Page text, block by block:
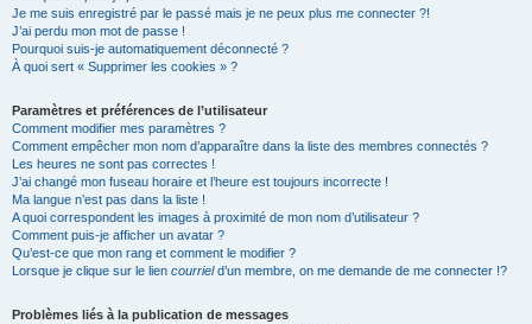
Je me suis enregistré par le passé mais je ne peux plus me connecter ?!
J’ai perdu mon mot de passe !
Pourquoi suis-je automatiquement déconnecté ?
À quoi sert « Supprimer les cookies » ?
Paramètres et préférences de l’utilisateur
Comment modifier mes paramètres ?
Comment empêcher mon nom d’apparaître dans la liste des membres connectés ?
Les heures ne sont pas correctes !
J’ai changé mon fuseau horaire et l’heure est toujours incorrecte !
Ma langue n’est pas dans la liste !
A quoi correspondent les images à proximité de mon nom d’utilisateur ?
Comment puis-je afficher un avatar ?
Qu’est-ce que mon rang et comment le modifier ?
Lorsque je clique sur le lien courrield’un membre, on me demande de me connecter !?
Problèmes liés à la publication de messages